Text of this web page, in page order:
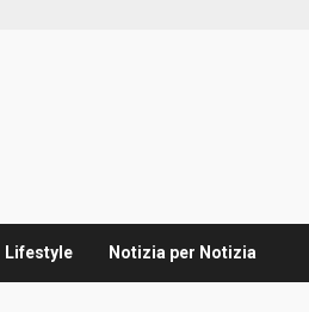
Lifestyle Notizia per Notizia